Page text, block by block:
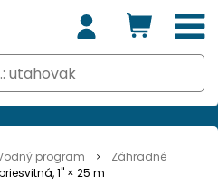
program
Záhradné
1" × 25 m